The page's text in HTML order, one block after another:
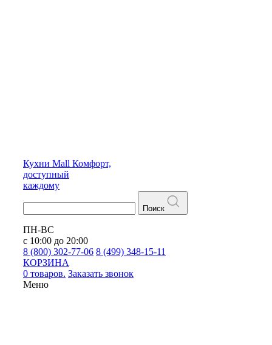
Кухни Mall Комфорт,
доступный
каждому
Поиск
ПН-ВС
с 10:00 до 20:00
8 (800) 302-77-06 8 (499) 348-15-11
КОРЗИНА
0 товаров. Заказать звонок
Меню